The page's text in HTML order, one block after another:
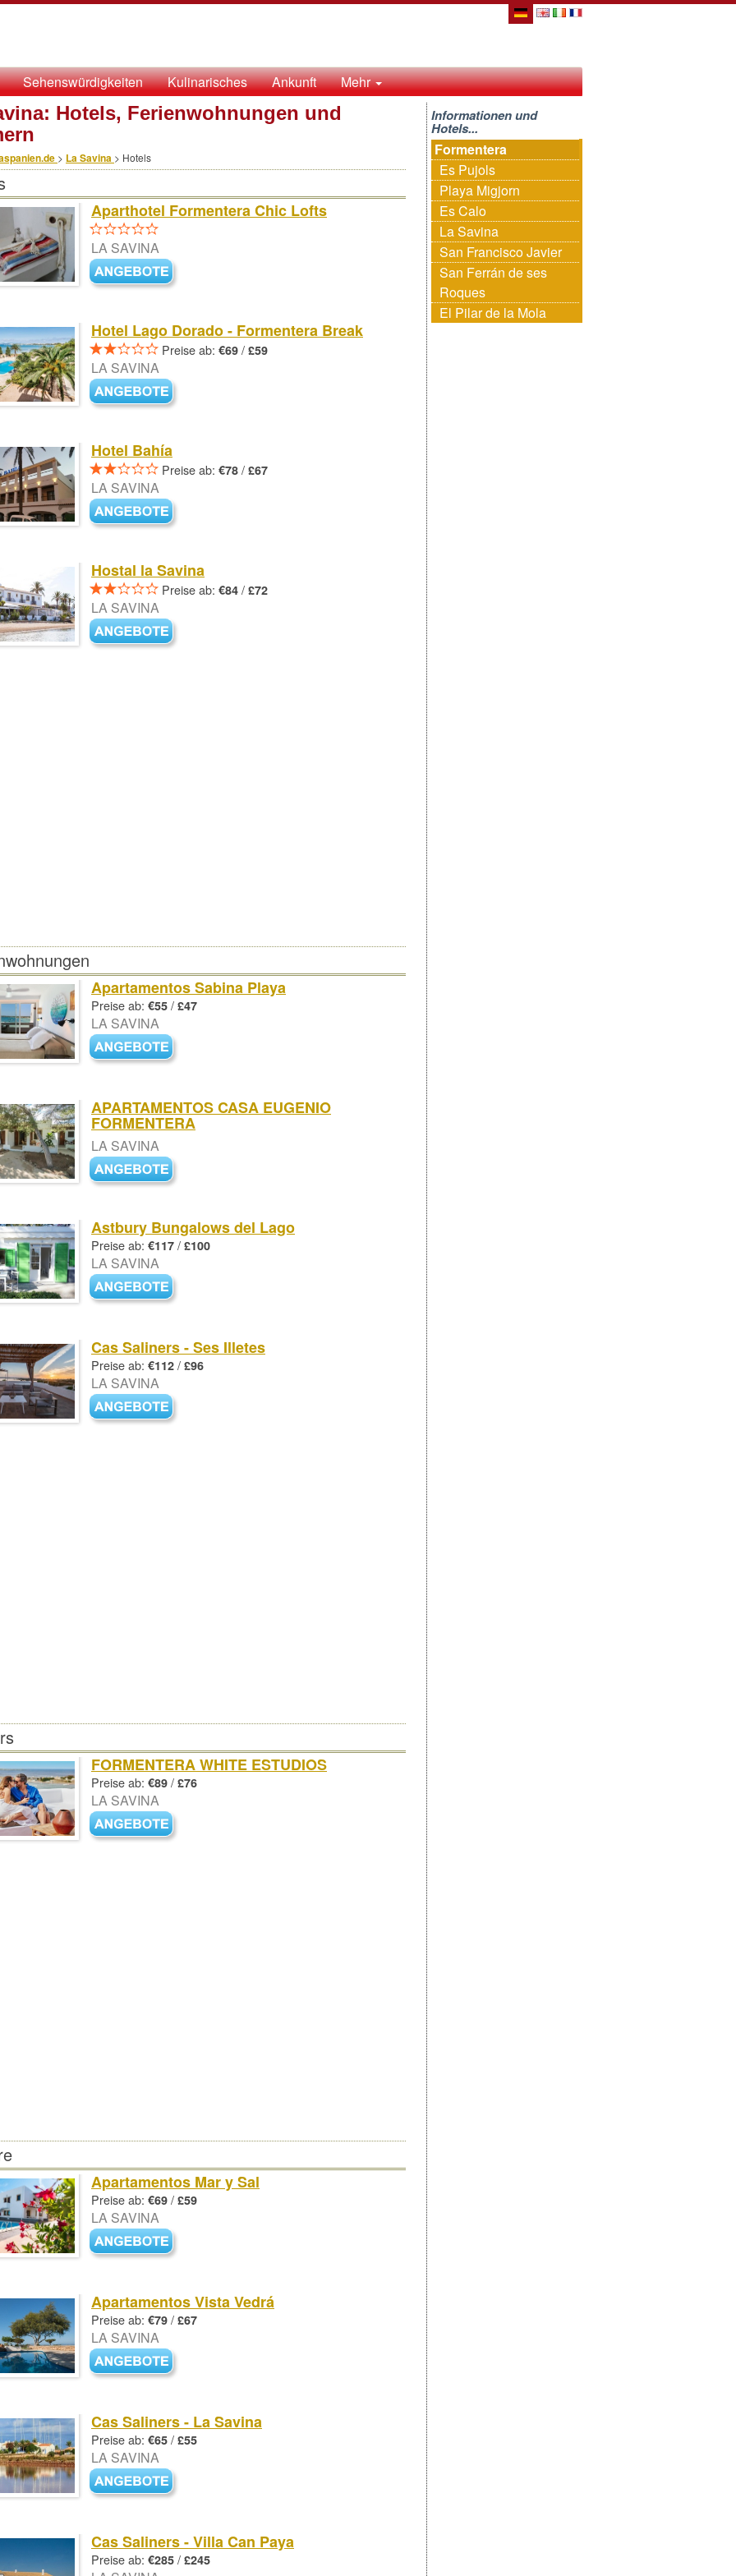
Sehenswürdigkeiten Kulinarisches Ankunft Mehr
Hotels, Ferienwohnungen und
> La Savina > Hotels
Aparthotel Formentera Chic Lofts
LA SAVINA
Hotel Lago Dorado - Formentera Break
Preise ab: €69 / £59
LA SAVINA
Hotel Bahía
Preise ab: €78 / £67
LA SAVINA
Hostal la Savina
Preise ab: €84 / £72
LA SAVINA
Apartamentos Sabina Playa
Preise ab: €55 / £47
LA SAVINA
APARTAMENTOS CASA EUGENIO
FORMENTERA
LA SAVINA
Astbury Bungalows del Lago
Preise ab: €117 / £100
LA SAVINA
Cas Saliners - Ses Illetes
Preise ab: €112 / £96
LA SAVINA
FORMENTERA WHITE ESTUDIOS
Preise ab: €89 / £76
LA SAVINA
Apartamentos Mar y Sal
Preise ab: €69 / £59
LA SAVINA
Apartamentos Vista Vedrá
Preise ab: €79 / £67
LA SAVINA
Cas Saliners - La Savina
Preise ab: €65 / £55
LA SAVINA
Cas Saliners - Villa Can Paya
Preise ab: €285 / £245
Informationen und
Hotels...
Formentera
Es Pujols
Playa Migjorn
Es Calo
La Savina
San Francisco Javier
San Ferrán de ses
Roques
El Pilar de la Mola